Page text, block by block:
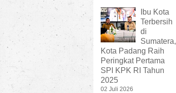
Ibu Kota
Terbersih
di
Sumatera,
Kota Padang Raih
Peringkat Pertama
SPI KPK RI Tahun
2025
02 Juli 2026